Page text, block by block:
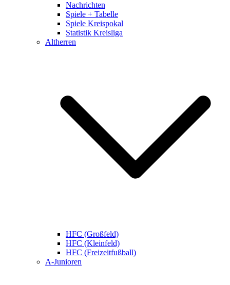
Nachrichten
Spiele + Tabelle
Spiele Kreispokal
Statistik Kreisliga
Altherren
HFC (Großfeld)
HFC (Kleinfeld)
HFC (Freizeitfußball)
A-Junioren